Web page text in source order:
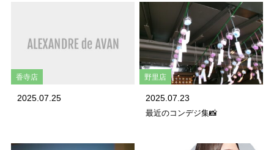
香寺店
2025.07.25
野里店
2025.07.23
最近のコンデジ集📸